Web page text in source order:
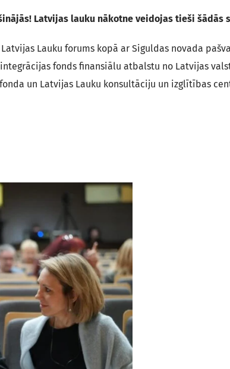
Latvijas lauku nākotne veidojas tieši šādās
Lauku forums kopā ar Siguldas novada
fonds finansiālu atbalstu no Latvijas
un Latvijas Lauku konsultāciju un izglītības